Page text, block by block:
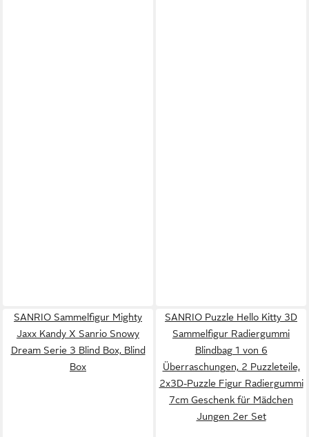
SANRIO Sammelfigur Mighty
Jaxx Kandy X Sanrio Snowy
Dream Serie 3 Blind Box, Blind
Box
SANRIO Puzzle Hello Kitty 3D
Sammelfigur Radiergummi
Blindbag 1 von 6
Überraschungen, 2 Puzzleteile,
2x3D-Puzzle Figur Radiergummi
7cm Geschenk für Mädchen
Jungen 2er Set